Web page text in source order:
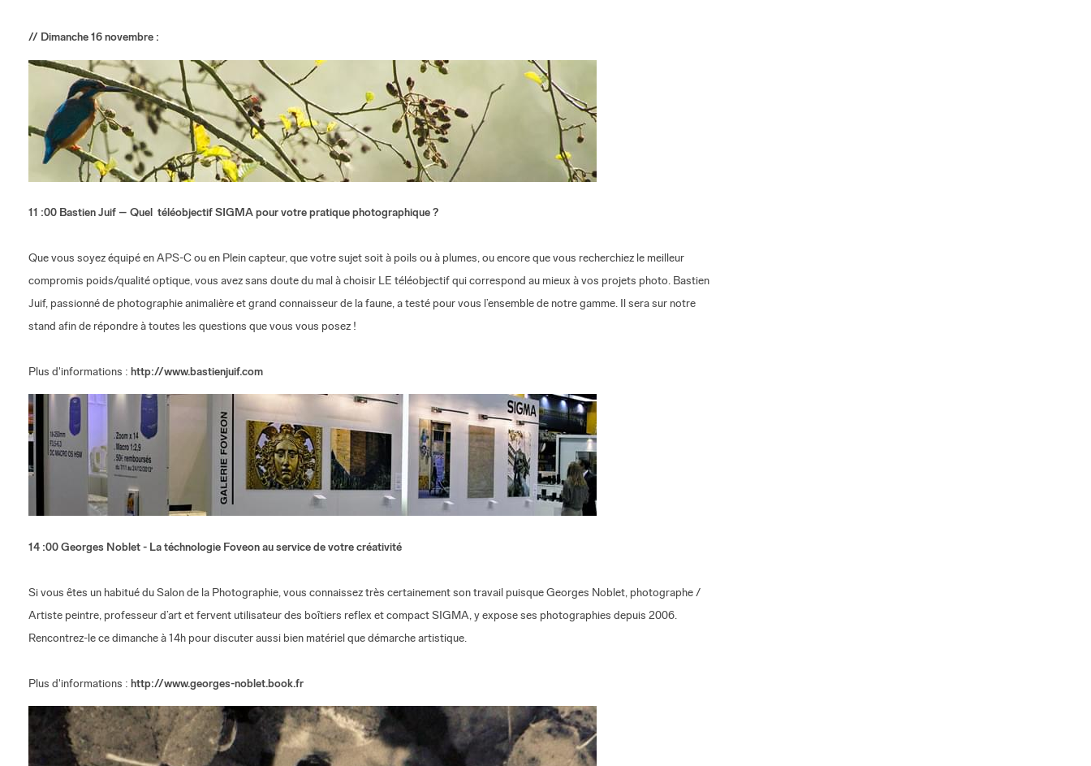
// Dimanche 16 novembre :
11 :00 Bastien Juif – Quel téléobjectif SIGMA pour votre pratique photographique ?
Que vous soyez équipé en APS-C ou en Plein capteur, que votre sujet soit à poils ou à plumes, ou encore que vous recherchiez le meilleur
compromis poids/qualité optique, vous avez sans doute du mal à choisir LE téléobjectif qui correspond au mieux à vos projets photo. Bastien
Juif, passionné de photographie animalière et grand connaisseur de la faune, a testé pour vous l’ensemble de notre gamme. Il sera sur notre
stand afin de répondre à toutes les questions que vous vous posez !
Plus d'informations : http://www.bastienjuif.com
14 :00 Georges Noblet - La téchnologie Foveon au service de votre créativité
Si vous êtes un habitué du Salon de la Photographie, vous connaissez très certainement son travail puisque Georges Noblet, photographe /
Artiste peintre, professeur d’art et fervent utilisateur des boîtiers reflex et compact SIGMA, y expose ses photographies depuis 2006.
Rencontrez-le ce dimanche à 14h pour discuter aussi bien matériel que démarche artistique.
Plus d'informations : http://www.georges-noblet.book.fr